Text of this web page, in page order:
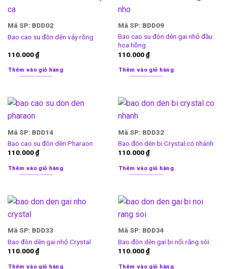
Mã SP: BDD02
Bao cao su đôn dên vảy rồng
110.000₫
Thêm vào giỏ hàng
Mã SP: BDD09
Bao cao su đôn dên gai nhỏ đầu
hoa hồng
110.000₫
Thêm vào giỏ hàng
Mã SP: BDD14
Bao cao su đôn dên Pharaon
110.000₫
Thêm vào giỏ hàng
Mã SP: BDD32
Bao đôn dên bi Crystal có nhánh
110.000₫
Thêm vào giỏ hàng
Mã SP: BDD33
Bao đôn dên gai nhỏ Crystal
110.000₫
Thêm vào giỏ hàng
Mã SP: BDD34
Bao đôn dên gai bi nổi răng sói
110.000₫
Thêm vào giỏ hàng